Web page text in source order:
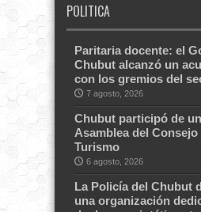
POLITICA
Paritaria docente: el
Chubut alcanzó un
con los gremios del
7 agosto, 2026
Chubut participó de
Asamblea del Consejo
Turismo
6 agosto, 2026
La Policía del Chubut
una organización